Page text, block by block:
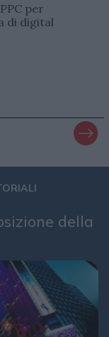
per
di digital
della